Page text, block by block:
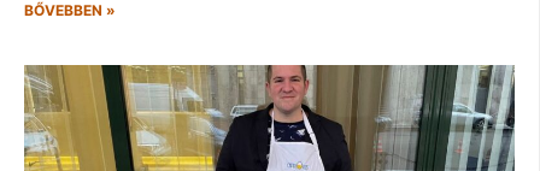
BŐVEBBEN »